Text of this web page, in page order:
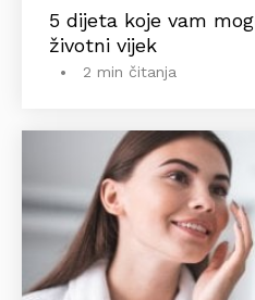
5 dijeta koje vam
životni vijek
2 min čitanja